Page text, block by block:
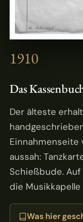
1910
Das
Der älteste
Einnahmenseite
aussah:
Schießbude.
die Musikkapelle
Was hier